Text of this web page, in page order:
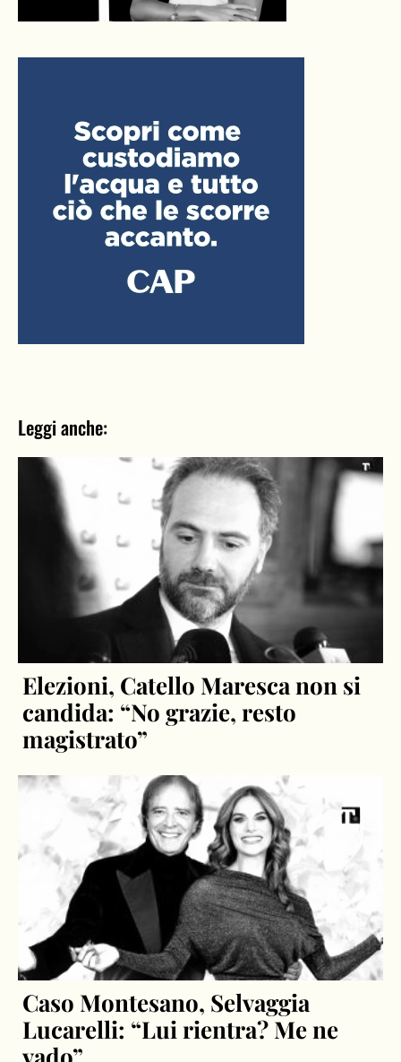
Leggi anche:
Elezioni, Catello Maresca non si
candida: “No grazie, resto
magistrato”
Caso Montesano, Selvaggia
Lucarelli: “Lui rientra? Me ne